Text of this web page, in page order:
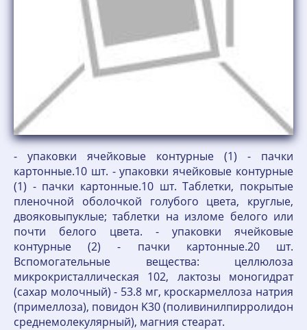
- упаковки ячейковые контурные (1) - пачки
картонные.10 шт. - упаковки ячейковые контурные
(1) - пачки картонные.10 шт. Таблетки, покрытые
пленочной оболочкой голубого цвета, круглые,
двояковыпуклые; таблетки на изломе белого или
почти белого цвета. - упаковки ячейковые
контурные (2) - пачки картонные.20 шт.
Вспомогательные вещества: целлюлоза
микрокристаллическая 102, лактозы моногидрат
(сахар молочный) - 53.8 мг, кроскармеллоза натрия
(примеллоза), повидон K30 (поливинилпирролидон
среднемолекулярный), магния стеарат.